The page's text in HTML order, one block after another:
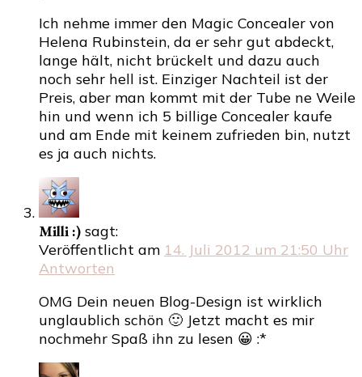
Ich nehme immer den Magic Concealer von
Helena Rubinstein, da er sehr gut abdeckt,
lange hält, nicht brückelt und dazu auch
noch sehr hell ist. Einziger Nachteil ist der
Preis, aber man kommt mit der Tube ne Weile
hin und wenn ich 5 billige Concealer kaufe
und am Ende mit keinem zufrieden bin, nutzt
es ja auch nichts.
Milli :) sagt:
Veröffentlicht am 14. Juli 2012 um 21:50 Uhr
Antworten
OMG Dein neuen Blog-Design ist wirklich
unglaublich schön 🙂 Jetzt macht es mir
nochmehr Spaß ihn zu lesen 😀 :*